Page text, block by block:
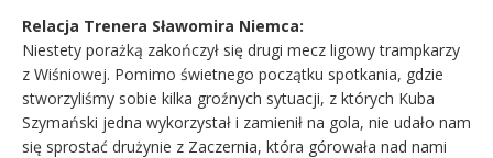
Relacja Trenera Sławomira Niemca:
Niestety porażką zakończył się drugi mecz ligowy trampkarzy
z Wiśniowej. Pomimo świetnego początku spotkania, gdzie
stworzyliśmy sobie kilka groźnych sytuacji, z których Kuba
Szymański jedna wykorzystał i zamienił na gola, nie udało nam
się sprostać drużynie z Zaczernia, która górowała nad nami